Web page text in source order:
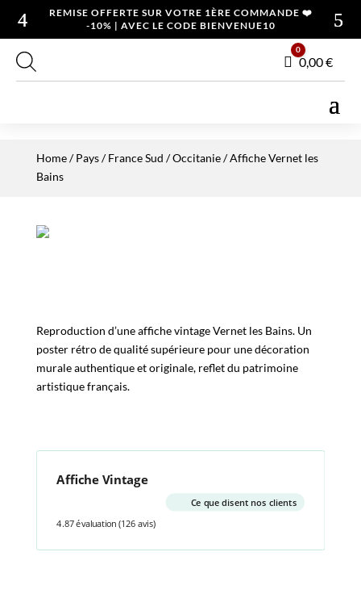
REMISE OFFERTE SUR VOTRE 1ÈRE COMMANDE ❤️
-10% | AVEC LE CODE BIENVENUE10
Panier
0
0,00€
Home/Pays/France Sud /Occitanie/ Affiche Vernet les
Bains
Reproduction d’une affiche vintage Vernet les Bains. Un
poster rétro de qualité supérieure pour une décoration
murale authentique et originale, reflet du patrimoine
artistique français.
Affiche Vintage
Ce que disent nos clients
4.87 évaluation (126 avis)